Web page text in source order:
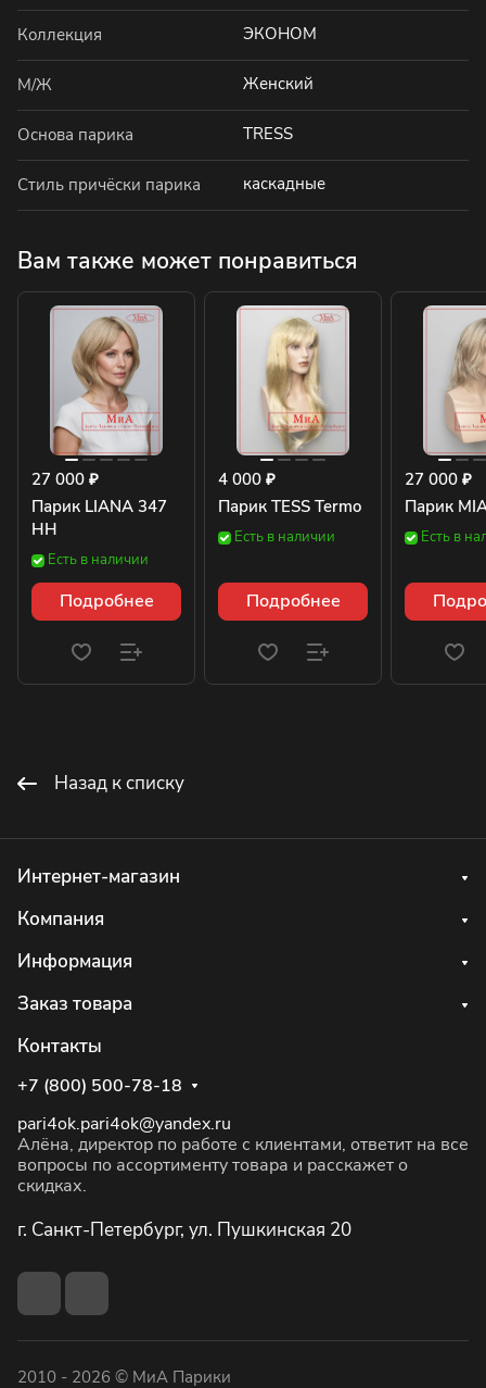
Коллекция ЭКОНОМ
М/Ж Женский
Основа парика TRESS
Стиль причёски парика каскадные
Вам также может понравиться
27 000 ₽
Парик LIANA 347
HH
Есть в наличии
Подробнее
4 000 ₽
Парик TESS Termo
Есть в наличии
Подробнее
27 000 ₽
Парик
Есть в
Назад к списку
Интернет-магазин
Компания
Информация
Заказ товара
Контакты
+7 (800) 500-78-18
pari4ok.pari4ok@yandex.ru
Алёна, директор по работе с клиентами, ответит на все
вопросы по ассортименту товара и расскажет о
скидках.
г. Санкт-Петербург, ул. Пушкинская 20
2010 - 2026 © МиА Парики